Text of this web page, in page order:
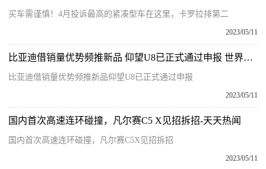
买车需谨慎！4月投诉最高的紧凑型车在这里，卡罗拉排第二
2023/05/11
比亚迪借销量优势频推新品 仰望U8已正式通过申报 世界微头条
比亚迪借销量优势频推新品仰望U8已正式通过申报
2023/05/11
国内首次高速连环碰撞，凡尔赛C5 X见招拆招-天天热闻
国内首次高速连环碰撞，凡尔赛C5X见招拆招
2023/05/11